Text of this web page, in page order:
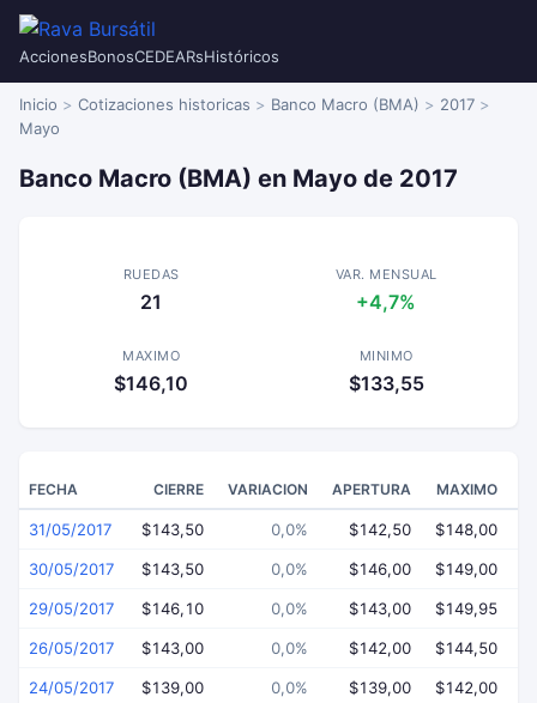
AccionesBonosCEDEARsHistóricos
Inicio Cotizaciones historicas Banco Macro (BMA)
2017
Mayo
Banco Macro (BMA) en Mayo de 2017
RUEDAS
21
VAR. MENSUAL
+4,7%
MAXIMO
$146,10
MINIMO
$133,55
FECHA CIERRE VARIACION APERTURA MAXIMO
31/05/2017 $143,50 0,0% $142,50 $148,00
30/05/2017 $143,50 0,0% $146,00 $149,00
29/05/2017 $146,10 0,0% $143,00 $149,95
26/05/2017 $143,00 0,0% $142,00 $144,50
24/05/2017 $139,00 0,0% $139,00 $142,00